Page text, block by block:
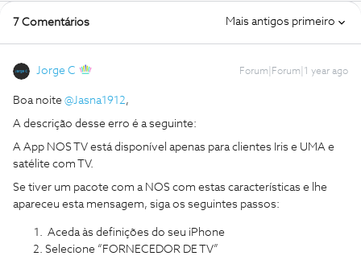
7 Comentários Mais antigos primeiro
Jorge C Forum|Forum|1 year ago
Boa noite ​ @Jasna1912,
A descrição desse erro é a seguinte:
A App NOS TV está disponível apenas para clientes Iris e UMA e
satélite com TV.
Se tiver um pacote com a NOS com estas características e lhe
apareceu esta mensagem, siga os seguintes passos:
Aceda às definições do seu iPhone
Selecione “FORNECEDOR DE TV”